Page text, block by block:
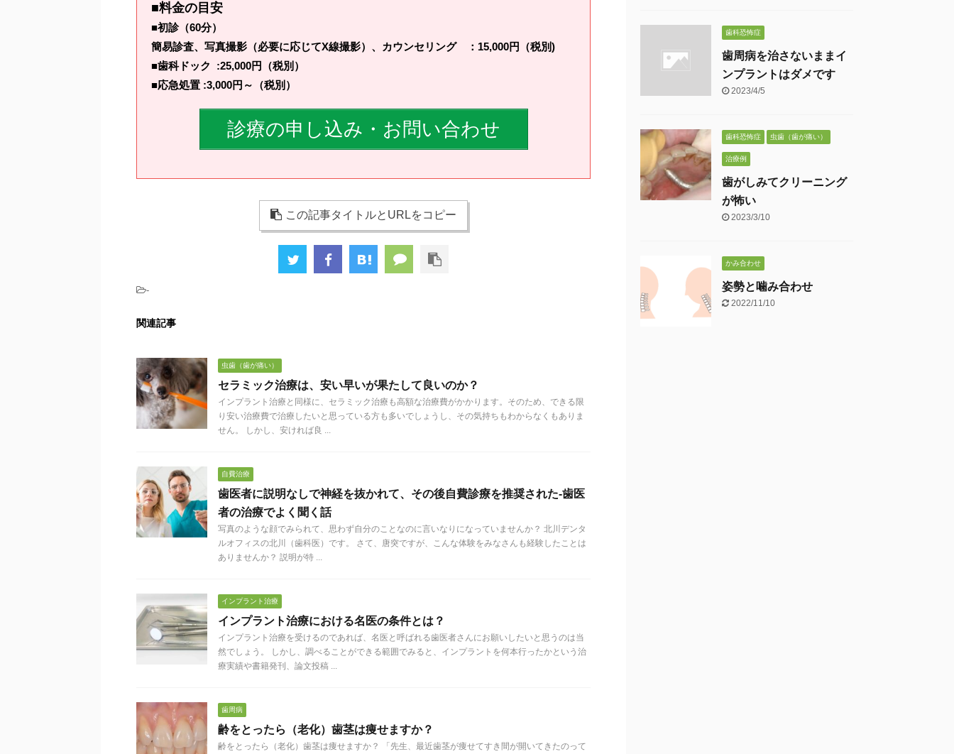
■料金の目安
■初診（60分）
簡易診査、写真撮影（必要に応じてX線撮影）、カウンセリング ：15,000円（税別)
■歯科ドック :25,000円（税別）
■応急処置 :3,000円～（税別）
診療の申し込み・お問い合わせ
この記事タイトルとURLをコピー
-
関連記事
虫歯（歯が痛い）
セラミック治療は、安い早いが果たして良いのか？
インプラント治療と同様に、セラミック治療も高額な治療費がかかります。そのため、できる限
り安い治療費で治療したいと思っている方も多いでしょうし、その気持ちもわからなくもありま
せん。 しかし、安ければ良 ...
自費治療
歯医者に説明なしで神経を抜かれて、その後自費診療を推奨された-歯医
者の治療でよく聞く話
写真のような顔でみられて、思わず自分のことなのに言いなりになっていませんか？ 北川デンタ
ルオフィスの北川（歯科医）です。 さて、唐突ですが、こんな体験をみなさんも経験したことは
ありませんか？ 説明が特 ...
インプラント治療
インプラント治療における名医の条件とは？
インプラント治療を受けるのであれば、名医と呼ばれる歯医者さんにお願いしたいと思うのは当
然でしょう。 しかし、調べることができる範囲でみると、インプラントを何本行ったかという治
療実績や書籍発刊、論文投稿 ...
歯周病
齢をとったら（老化）歯茎は痩せますか？
齢をとったら（老化）歯茎は痩せますか？ 「先生、最近歯茎が痩せてすき間が開いてきたのって
歯科恐怖症
歯周病を治さないままイ
ンプラントはダメです
2023/4/5
歯科恐怖症 虫歯（歯が痛い）
治療例
歯がしみてクリーニング
が怖い
2023/3/10
かみ合わせ
姿勢と噛み合わせ
2022/11/10